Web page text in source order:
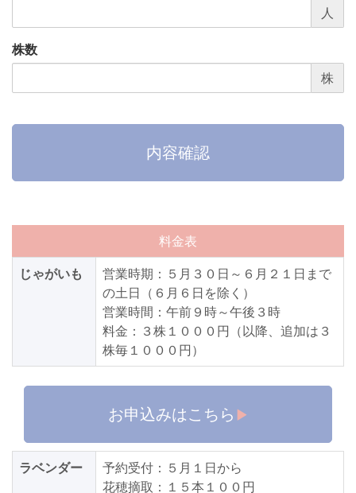
人
株数
株
内容確認
料金表
じゃがいも
営業時期：５月３０日～６月２１日まで
の土日（６月６日を除く）
営業時間：午前９時～午後３時
料金：３株１０００円（以降、追加は３
株毎１０００円）
お申込みはこちら
ラベンダー
予約受付：５月１日から
花穂摘取：１５本１００円